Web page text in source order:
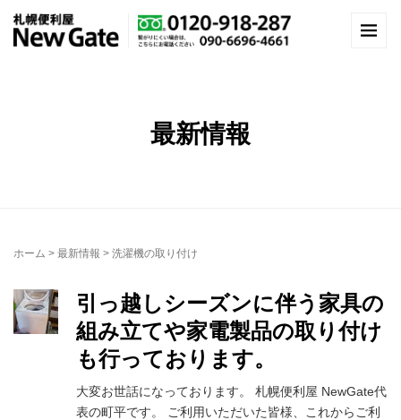
最新情報
ホーム > 最新情報 > 洗濯機の取り付け
引っ越しシーズンに伴う家具の
組み立てや家電製品の取り付け
も行っております。
大変お世話になっております。 札幌便利屋 NewGate代
表の町平です。 ご利用いただいた皆様、これからご利